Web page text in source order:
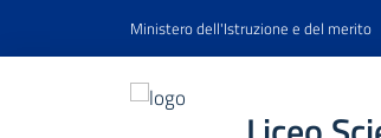
Ministero dell'Istruzione e del merito